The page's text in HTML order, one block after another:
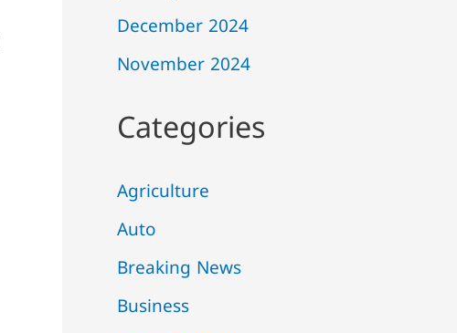
December 2024
November 2024
Categories
Agriculture
Auto
Breaking News
Business